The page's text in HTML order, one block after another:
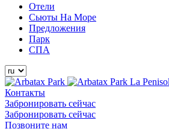
Отели
Сьюты На Море
Предложения
Парк
СПА
La
Контакты
Забронировать сейчас
Забронировать сейчас
Позвоните нам